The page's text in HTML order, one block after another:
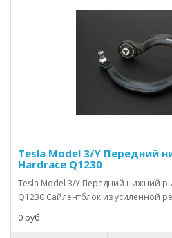
Tesla Model 3/Y Передний
Hardrace Q1230
Tesla Model 3/Y Передний нижний
Q1230 Сайлентблок из усиленной
0 руб.